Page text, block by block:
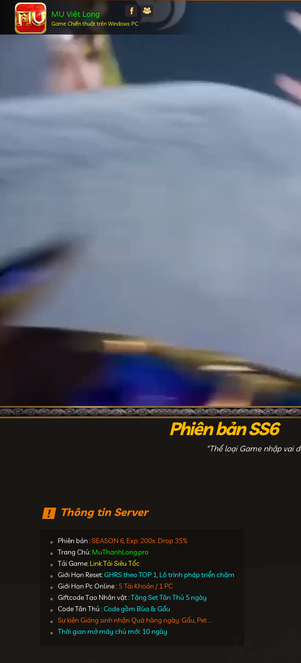
MU Việt Long
Game Chiến thuật trên Windows PC
Phiên bản SS6
"Thể loại Game nhập vai
Thông tin Server
Phiên bản :SEASON 6, Exp: 200x. Drop 35%
Trang Chủ: MuThanhLong.pro
Tải Game: Link Tải Siêu Tốc
Giới Hạn Reset:GHRS theo TOP 1, Lộ trình pháp triển chậm
Giới Hạn Pc Online : 5 Tài Khoản / 1 PC
Giftcode Tạo Nhân vật :Tặng Set Tân Thủ 5 ngày
Code Tân Thủ :Code gồm Bùa & Gấu
Sự kiện Giáng sinh nhận Quà hàng ngày: Gấu, Pet ...
Thời gian mở máy chủ mới: 10 ngày